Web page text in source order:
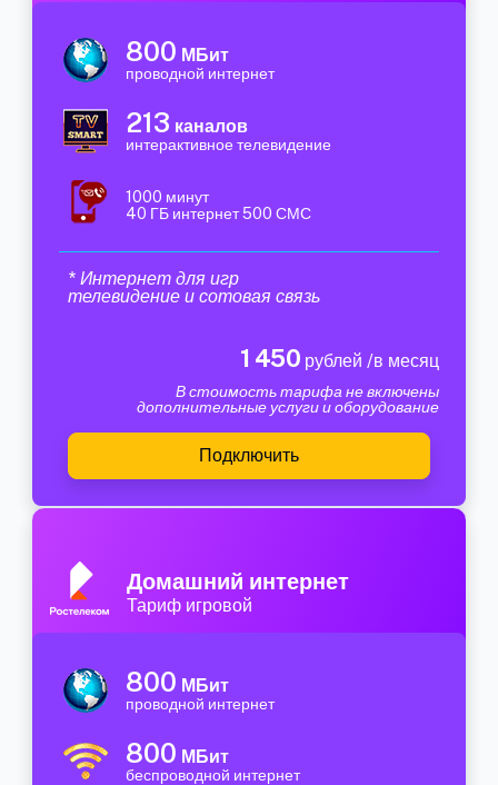
800 МБит
проводной интернет
213 каналов
интерактивное телевидение
1000 минут
40 ГБ интернет 500 СМС
* Интернет для игр
телевидение и сотовая связь
1 450 рублей /в месяц
В стоимость тарифа не включены
дополнительные услуги и оборудование
Подключить
Домашний интернет
Тариф игровой
800 МБит
проводной интернет
800 МБит
беспроводной интернет